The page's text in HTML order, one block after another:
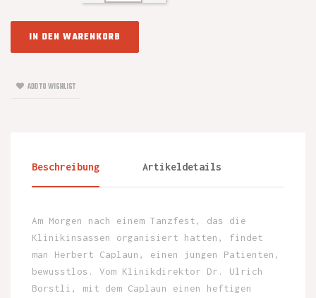
IN DEN WARENKORB
ADD TO WISHLIST
Beschreibung Artikeldetails
Am Morgen nach einem Tanzfest, das die
Klinikinsassen organisiert hatten, findet
man Herbert Caplaun, einen jungen Patienten,
bewusstlos. Vom Klinikdirektor Dr. Ulrich
Borstli, mit dem Caplaun einen heftigen